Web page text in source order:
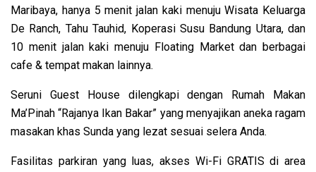
Maribaya, hanya 5 menit jalan kaki menuju Wisata Keluarga
De Ranch, Tahu Tauhid, Koperasi Susu Bandung Utara, dan
10 menit jalan kaki menuju Floating Market dan berbagai
cafe & tempat makan lainnya.
Seruni Guest House dilengkapi dengan Rumah Makan
Ma’Pinah “Rajanya Ikan Bakar” yang menyajikan aneka ragam
masakan khas Sunda yang lezat sesuai selera Anda.
Fasilitas parkiran yang luas, akses Wi-Fi GRATIS di area